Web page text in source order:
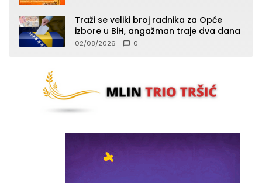
Traži se veliki broj radnika za Opće
izbore u BiH, angažman traje dva dana
02/08/2026 0